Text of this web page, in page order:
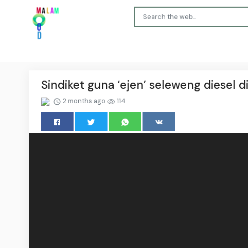
Sindiket guna ‘ejen’ seleweng diesel
2 months ago 114